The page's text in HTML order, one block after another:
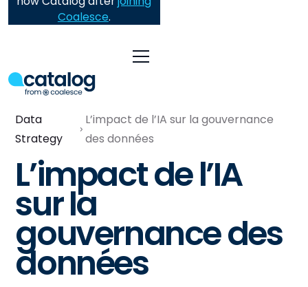
Coalesce.
Data
Strategy
L’impact de l’IA sur la gouvernance
des données
L’impact de l’IA
sur la
gouvernance des
données